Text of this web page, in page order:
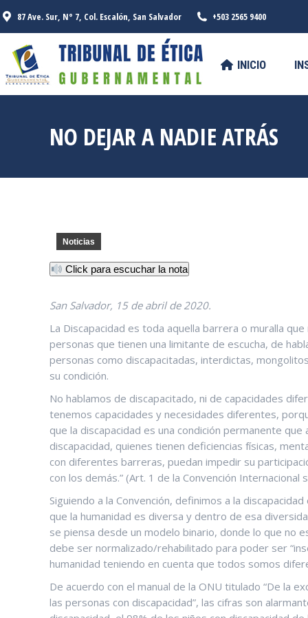
87 Ave. Sur, N° 7, Col. Escalón, San Salvador +503 2565 9400
INICIO
NO DEJAR A NADIE ATRÁS
Noticias
Click para escuchar la nota
San Salvador, 15 de abril de 2020.
La Discapacidad es toda aquella barrera o muralla
personas que tienen una limitante de escucha, de
personas como discapacitadas, interdictas,
su condición.
No hablamos de discapacitado, ni de capacidades
tenemos capacidades y necesidades diferentes,
que la discapacidad es una condición permanente
discapacidad, quienes tienen deficiencias físicas,
con diferentes barreras, puedan impedir su
con los demás.” (Art. 1 de la Convención
Siguiendo a la Convención, definimos a la
que la humanidad es diversa y dentro de esa
se piensa desde un modelo binario, donde lo que no
debe ser normalizado/rehabilitado para poder ser
humanidad teniendo en cuenta que todos somos
De acuerdo con el manual de la ONU titulado “De la
las personas con discapacidad”, las cifras son
INICIO INSTITUCIONAL